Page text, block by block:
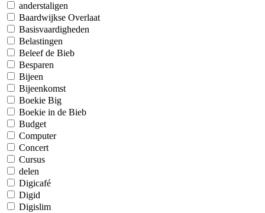
anderstaligen
Baardwijkse Overlaat
Basisvaardigheden
Belastingen
Beleef de Bieb
Besparen
Bijeen
Bijeenkomst
Boekie Big
Boekie in de Bieb
Budget
Computer
Concert
Cursus
delen
Digicafé
Digid
Digislim